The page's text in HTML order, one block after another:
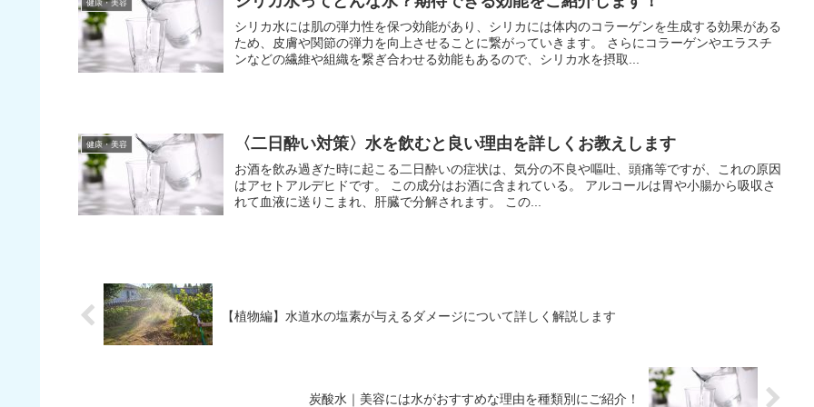
健康・美容
シリカ水には肌の弾力性を保つ効能があり、シリカには体内のコラーゲンを生成する効果がある
ため、皮膚や関節の弾力を向上させることに繋がっていきます。 さらにコラーゲンやエラスチ
ンなどの繊維や組織を繋ぎ合わせる効能もあるので、シリカ水を摂取...
健康・美容 〈二日酔い対策〉水を飲むと良い理由を詳しくお教えします
お酒を飲み過ぎた時に起こる二日酔いの症状は、気分の不良や嘔吐、頭痛等ですが、これの原因
はアセトアルデヒドです。 この成分はお酒に含まれている。 アルコールは胃や小腸から吸収さ
れて血液に送りこまれ、肝臓で分解されます。 この...
【植物編】水道水の塩素が与えるダメージについて詳しく解説します
炭酸水｜美容には水がおすすめな理由を種類別にご紹介！